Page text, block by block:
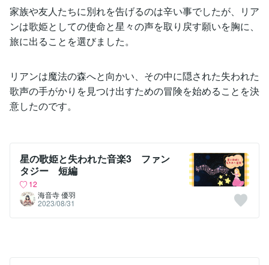
家族や友人たちに別れを告げるのは辛い事でしたが、リア
ンは歌姫としての使命と星々の声を取り戻す願いを胸に、
旅に出ることを選びました。
リアンは魔法の森へと向かい、その中に隠された失われた
歌声の手がかりを見つけ出すための冒険を始めることを決
意したのです。
星の歌姫と失われた音楽3 ファン
タジー 短編
12
海音寺 優羽
2023/08/31